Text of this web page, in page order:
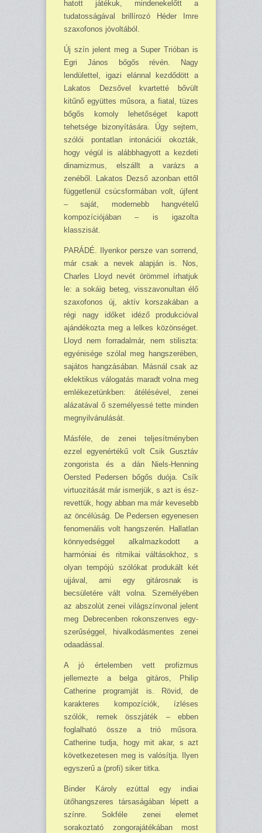
hatott játékuk, mindenekelőtt a
tudatosságával brillírozó Héder Imre
szaxofonos jóvoltából.
Új szín jelent meg a Super Trióban is
Egri János bőgős révén. Nagy
lendülettel, igazi elán­nal kezdődött a
Lakatos Dezsővel kvartetté bővült
kitűnő együttes műsora, a fiatal, tüzes
bőgős komoly lehetőséget kapott
tehetsége bizonyítására. Úgy sejtem,
szólói pontatlan into­nációi okozták,
hogy végül is alábbhagyott a kezdeti
dinamizmus, elszállt a varázs a
zenéből. Lakatos Dezső azonban ettől
függetlenül csúcsformában volt, újfent
– saját, modernebb hang­vételű
kompozíciójában – is igazolta
klasszisát.
PARÁDÉ. Ilyenkor persze van sorrend,
már csak a nevek alapján is. Nos,
Charles Lloyd nevét örömmel írhatjuk
le: a sokáig beteg, visszavonultan élő
szaxofonos új, aktív korszakában a
régi nagy időket idéző produkcióval
ajándékozta meg a lelkes közönséget.
Lloyd nem forradalmár, nem stiliszta:
egyénisége szólal meg hangszerében,
sajátos hangzásában. Másnál csak az
eklektikus válogatás maradt volna meg
emlékezetünkben: átélésével, zenei
alázatával ő személyessé tette minden
megnyilvánulását.
Másféle, de zenei teljesítményben
ezzel egyenértékű volt Csik Gusztáv
zongorista és a dán Niels-Henning
Oersted Pedersen bőgős duója. Csík
virtuozitását már ismerjük, s azt is ész­
revettük, hogy abban ma már kevesebb
az öncélúság. De Pedersen egyenesen
fenomenális volt hangszerén. Hallatlan
könnyedséggel alkalmazkodott a
harmóniai és ritmikai váltásokhoz, s
olyan tempójú szólókat produkált két
ujjával, ami egy gitárosnak is
becsületére vált volna. Személyében
az abszolút zenei világszínvonal jelent
meg Debrecenben rokonszenves egy­
szerűséggel, hivalkodásmentes zenei
odaadással.
A jó értelemben vett profizmus
jellemezte a belga gitáros, Philip
Catherine programját is. Rövid, de
karakteres kompozíciók, ízléses
szólók, remek összjáték – ebben
foglalható össze a trió műsora.
Catherine tudja, hogy mit akar, s azt
következetesen meg is valósítja. Ilyen
egy­szerű a (profi) siker titka.
Binder Károly ezúttal egy indiai
ütőhangszeres társaságában lépett a
színre. Sokféle zenei elemet
sorakoztató zongorajátékában most